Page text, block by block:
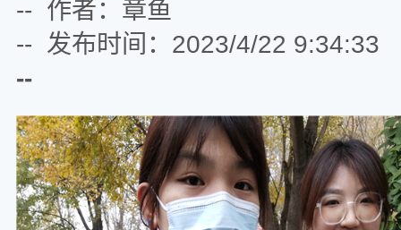
-- 作者：章鱼
-- 发布时间：2023/4/22 9:34:33
--